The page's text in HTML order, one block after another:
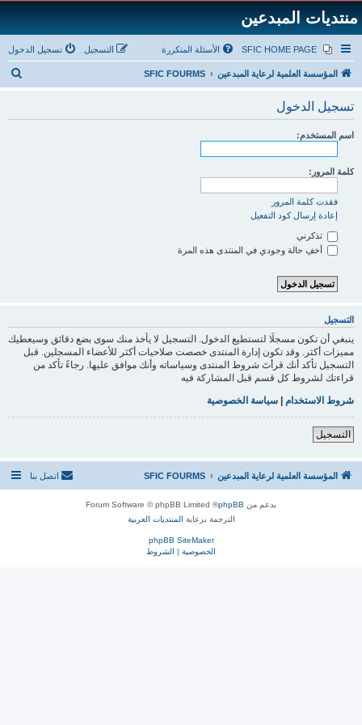
منتديات المبدعين
SFIC HOME PAGE الأسئلة المتكررة تسجيل الدخول التسجيل
المؤسسة العلمية لرعاية المبدعين SFIC FOURMS
تسجيل الدخول
اسم المستخدم:
كلمة المرور:
فقدت كلمة المرور
إعادة إرسال كود التفعيل
تذكرني
أخفِ حالة وجودي في المنتدى هذه المرة
التسجيل
ينبغي أن تكون مسجلًا لتستطيع الدخول. التسجيل لا يأخذ منك سوى بضع دقائق وسيعطيك
مميزات أكثر. وقد تكون إدارة المنتدى خصصت صلاحيات أكثر للأعضاء المسجلين. قبل
التسجيل تأكد أنك قرأتَ شروط المنتدى وسياساته وأنك موافق عليها. رجاءً تأكد من
قراءتك لشروط كل قسم قبل المشاركة فيه
شروط الاستخدام | سياسة الخصوصية
التسجيل
المؤسسة العلمية لرعاية المبدعين SFIC FOURMS اتصل بنا
بدعم من phpBB
® Forum Software © phpBB Limited
الترجمة برعاية المنتديات العربية
phpBB SiteMaker
الخصوصية | الشروط